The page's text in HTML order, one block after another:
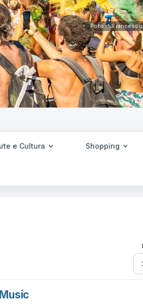
Foto di
e Cultura Shopping